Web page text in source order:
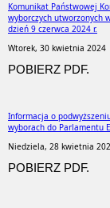
Komunikat Państwowej
wyborczych utworzonych
dzień 9 czerwca 2024 r.
Wtorek, 30 kwietnia 2024
POBIERZ PDF.
Informacja o
wyborach do Parlamentu
Niedziela, 28 kwietnia
POBIERZ PDF.